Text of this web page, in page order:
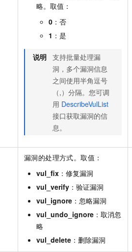
略。取值：
0 ：否
1 ：是
说明 支持批量处理漏
洞，多个漏洞信息
之间使用半角逗号
（,）分隔。您可调
用 DescribeVulList
接口获取漏洞的信
息。
漏洞的处理方式。取值：
vul_fix ：修复漏洞
vul_verify ：验证漏洞
vul_ignore ：忽略漏洞
vul_undo_ignore ：取消忽
略
vul_delete ：删除漏洞